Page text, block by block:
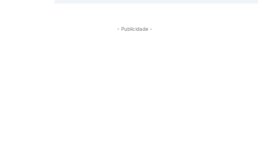
- Publicidade -